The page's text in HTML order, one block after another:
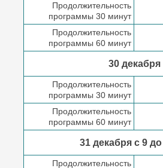
Продолжительность
программы 30 минут
Продолжительность
программы 60 минут
30 декабря
Продолжительность
программы 30 минут
Продолжительность
программы 60 минут
31 декабря с 9 до
Продолжительность